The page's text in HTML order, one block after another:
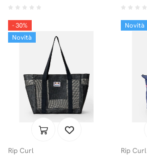
- 30%
Novità
Rip Curl
Novità
Rip Curl